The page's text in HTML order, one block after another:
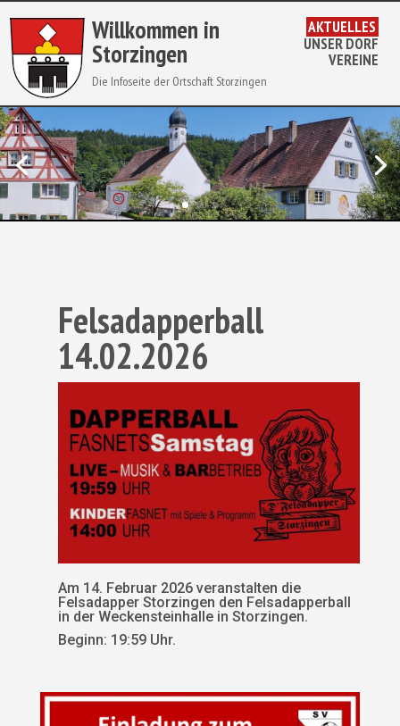
Willkommen in
Storzingen
Die Infoseite der Ortschaft Storzingen
AKTUELLES
UNSER DORF
VEREINE
Felsadapperball
14.02.2026
Am 14. Februar 2026 veranstalten die
Felsadapper Storzingen den Felsadapperball
in der Weckensteinhalle in Storzingen.
Beginn: 19:59 Uhr.